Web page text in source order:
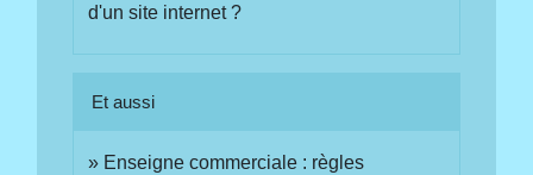
d'un site internet ?
Et aussi
Enseigne commerciale : règles